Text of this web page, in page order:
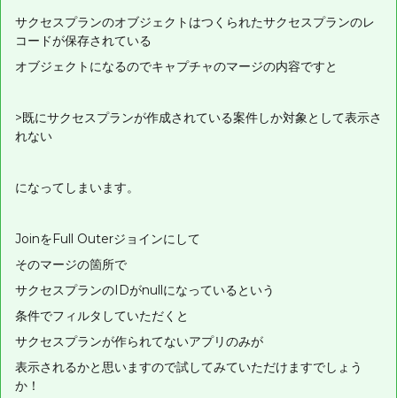
サクセスプランのオブジェクトはつくられたサクセスプランのレ
コードが保存されている
オブジェクトになるのでキャプチャのマージの内容ですと
>既にサクセスプランが作成されている案件しか対象として表示さ
れない
になってしまいます。
JoinをFull Outerジョインにして
そのマージの箇所で
サクセスプランのIDがnullになっているという
条件でフィルタしていただくと
サクセスプランが作られてないアプリのみが
表示されるかと思いますので試してみていただけますでしょう
か！